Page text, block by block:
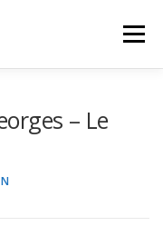
Menu
– Le